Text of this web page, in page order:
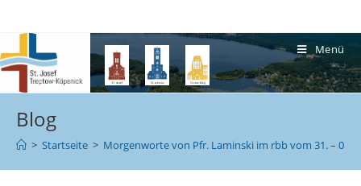
Menü
Blog
> Startseite > Morgenworte von Pfr. Laminski im rbb vom 31. –